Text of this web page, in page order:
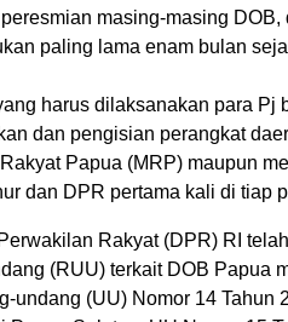
masing-masing DOB,
paling lama enam bulan
harus dilaksanakan para Pj
dan pengisian perangkat
Papua (MRP) maupun
dan DPR pertama kali di tiap
Rakyat (DPR) RI
(RUU) terkait DOB Papua
undang (UU) Nomor 14 Tahun